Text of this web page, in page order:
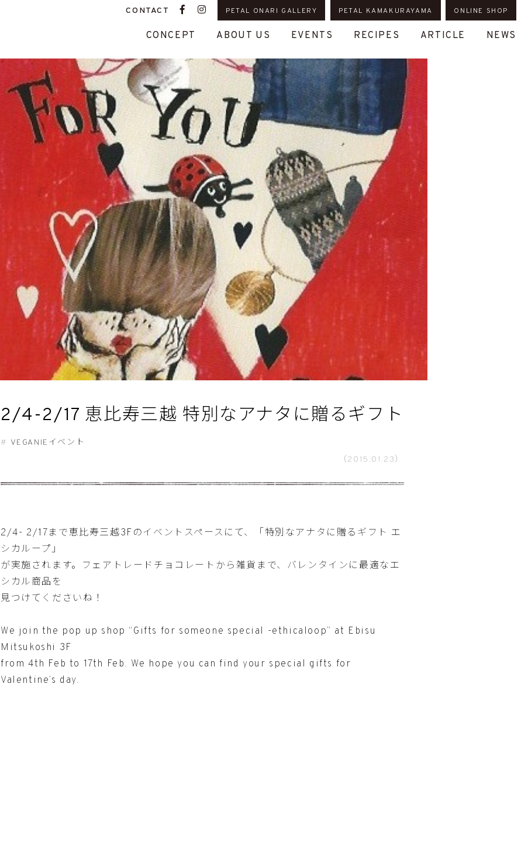
CONTACT PETAL ONARI GALLERY PETAL KAMAKURAYAMA ONLINE SHOP
CONCEPT ABOUT US EVENTS RECIPES ARTICLE NEWS
2/4-2/17 恵比寿三越 特別なアナタに贈るギフト
VEGANIEイベント
（2015.01.23）
2/4- 2/17まで恵比寿三越3Fのイベントスペースにて、「特別なアナタに贈るギフト エ
シカループ」
が実施されます。フェアトレードチョコレートから雑貨まで、バレンタインに最適なエ
シカル商品を
見つけてくださいね！
We join the pop up shop “Gifts for someone special -ethicaloop” at Ebisu
Mitsukoshi 3F
from 4th Feb to 17th Feb. We hope you can find your special gifts for
Valentine’s day.